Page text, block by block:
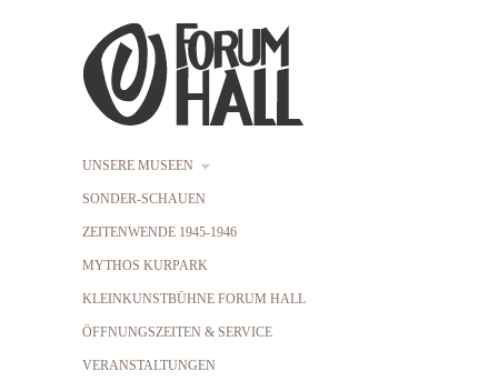
UNSERE MUSEEN
SONDER-SCHAUEN
ZEITENWENDE 1945-1946
MYTHOS KURPARK
KLEINKUNSTBÜHNE FORUM HALL
ÖFFNUNGSZEITEN & SERVICE
VERANSTALTUNGEN